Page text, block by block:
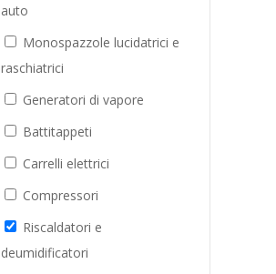
auto
Monospazzole lucidatrici e
raschiatrici
Generatori di vapore
Battitappeti
Carrelli elettrici
Compressori
Riscaldatori e
deumidificatori